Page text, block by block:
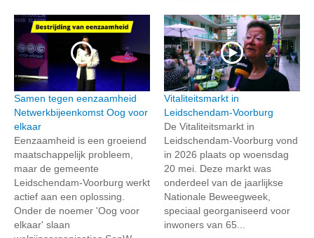
Samen tegen eenzaamheid
Netwerkbijeenkomst Oog voor
elkaar
Eenzaamheid is een groeiend
maatschappelijk probleem,
maar de gemeente
Leidschendam-Voorburg werkt
actief aan een oplossing.
Onder de noemer 'Oog voor
elkaar' slaan
Vitaliteitsmarkt in
Leidschendam-Voorburg
De Vitaliteitsmarkt in
Leidschendam-Voorburg vond
in 2026 plaats op woensdag
20 mei. Deze markt was
onderdeel van de jaarlijkse
Nationale Beweegweek,
speciaal georganiseerd voor
inwoners van 65...